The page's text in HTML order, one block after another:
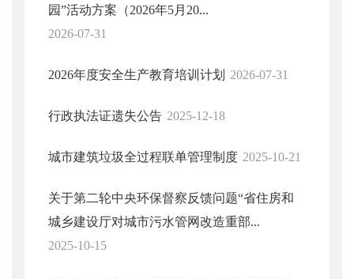
园”活动方案（2026年5月20...
2026-07-31
2026年度安全生产教育培训计划 2026-07-31
行政执法证遗失公告 2025-12-18
城市建筑垃圾全过程联单管理制度 2025-10-21
关于第二轮中央环保督察反馈问题“省住房和
城乡建设厅对城市污水管网改造重部...
2025-10-15